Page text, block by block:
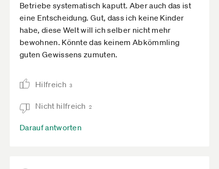
Betriebe systematisch kaputt. Aber auch das ist
eine Entscheidung. Gut, dass ich keine Kinder
habe, diese Welt will ich selber nicht mehr
bewohnen. Könnte das keinem Abkömmling
guten Gewissens zumuten.
Hilfreich 3
Nicht hilfreich 2
Darauf antworten